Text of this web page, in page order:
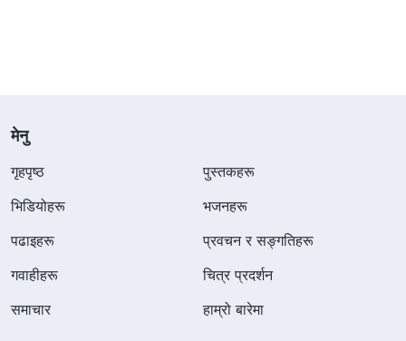
मेनु
गृहपृष्ठ
पुस्तकहरू
भिडियोहरू
भजनहरू
पढाइहरू
प्रवचन र सङ्गतिहरू
गवाहीहरू
चित्र प्रदर्शन
समाचार
हाम्रो बारेमा